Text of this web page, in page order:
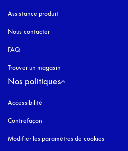
Assistance produit
Nous contacter
FAQ
Trouver un magasin
Nos politiques
Accessibilité
Contrefaçon
Modifier les paramètres de cookies